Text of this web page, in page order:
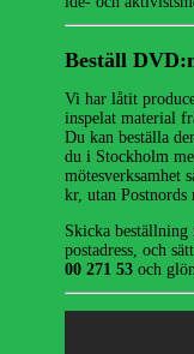
Beställ
Vi har låtit
inspelat material
Du kan beställa
du i Stockholm
mötesverksamhet
kr, utan Postnords
Skicka
postadress, och
00 271 53 och